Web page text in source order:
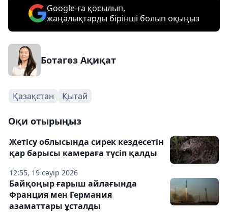
Google-ға қосылып,
жаңалықтарды бірінші болып оқыңыз
Ботагөз Ақиқат
Қазақстан Қытай
Оқи отырыңыз
12:55, 19 сәуір 2026
Жетісу облысында сирек кездесетін
қар барысы камераға түсіп қалды
Байқоңыр ғарыш айлағында
Франция мен Германия
азаматтары ұсталды